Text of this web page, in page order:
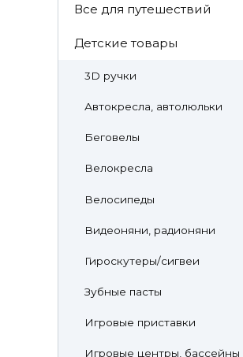
Все для путешествий
Детские товары
3D ручки
Автокресла, автолюльки
Беговелы
Велокресла
Велосипеды
Видеоняни, радионяни
Гироскутеры/сигвеи
Зубные пасты
Игровые приставки
Игровые центры, бассейны